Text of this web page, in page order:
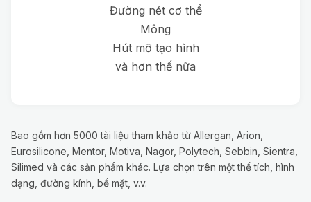
Đường nét cơ thể
Mông
Hút mỡ tạo hình
và hơn thế nữa
Bao gồm hơn 5000 tài liệu tham khảo từ Allergan, Arion,
Eurosilicone, Mentor, Motiva, Nagor, Polytech, Sebbin, Sientra,
Silimed và các sản phẩm khác. Lựa chọn trên một thể tích, hình
dạng, đường kính, bề mặt, v.v.